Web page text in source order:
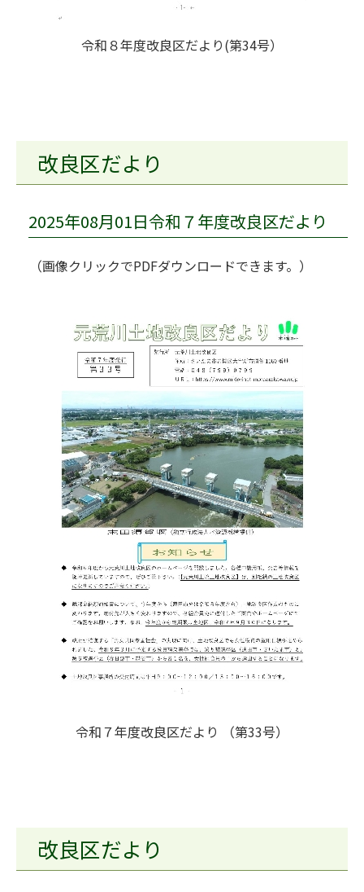
令和８年度改良区だより(第34号）
改良区だより
2025年08月01日令和７年度改良区だより
（画像クリックでPDFダウンロードできます。）
令和７年度改良区だより （第33号）
改良区だより